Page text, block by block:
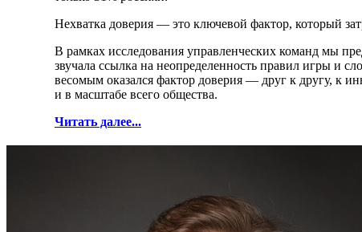
Нехватка доверия — это ключевой фактор, который
В рамках исследования управленческих команд мы
звучала ссылка на неопределенность правил игры и
весомым оказался фактор доверия — друг к другу, к
и в масштабе всего общества.
Читать далее...